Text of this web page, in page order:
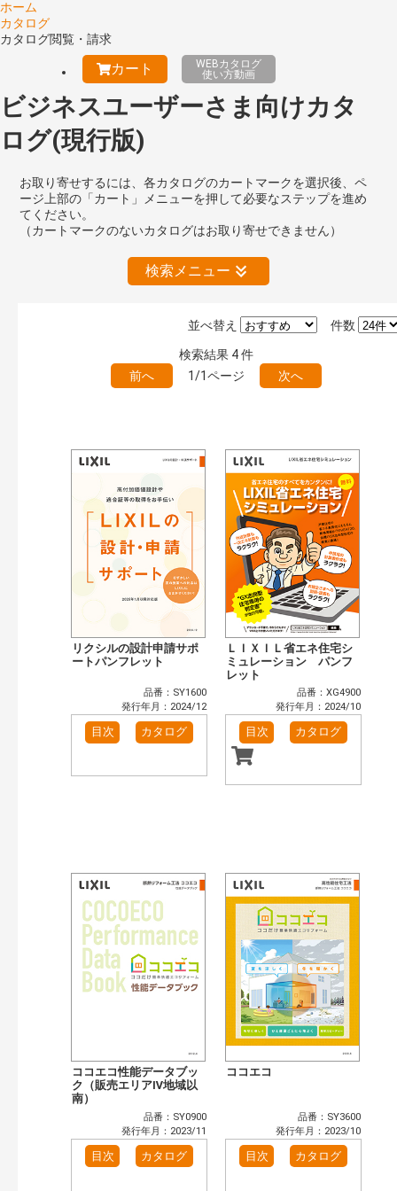
ホーム
カタログ
カタログ閲覧・請求
カート
WEBカタログ
使い方動画
ビジネスユーザーさま向けカタ
ログ(現行版)
お取り寄せするには、各カタログのカートマークを選択後、ペ
ージ上部の「カート」メニューを押して必要なステップを進め
てください。
（カートマークのないカタログはお取り寄せできません）
検索メニュー
絞り込みの解除
キーワード検索（あいまい）
目次も検索 検 索
おすすめハッシュタグ
まずはここから（3）
リフォームおすすめ（4）
省エネ住宅関連（4）
補助金・優遇制度を知る（2）
カテゴリー
窓・シャッター（3）
玄関ドア・引戸（2）
インテリア建材（1）
エクステリア（1）
キッチン（1）
浴室（1）
トイレ（1）
小型電気温水器（1）
太陽光発電・屋根・外壁（4）
高性能住宅工法（4）
その他（5）
開始年:
件数
並べ替え
検索結果 4件
前へ
1/1ページ 次へ
リクシルの設計申請サポ
ートパンフレット
品番：SY1600
発行年月：2024/12
目次 カタログ
ＬＩＸＩＬ省エネ住宅シ
ミュレーション パンフ
レット
品番：XG4900
発行年月：2024/10
目次 カタログ
ココエコ性能データブッ
ク（販売エリアⅣ地域以
南）
品番：SY0900
発行年月：2023/11
目次 カタログ
ココエコ
品番：SY3600
発行年月：2023/10
目次 カタログ